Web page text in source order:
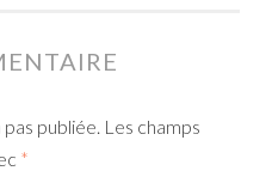
publiée. Les champs
*